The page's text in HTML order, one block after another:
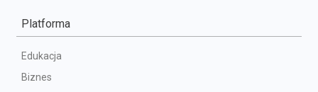
Platforma
Edukacja
Biznes